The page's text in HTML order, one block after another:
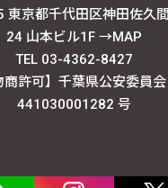
東京都千代田区神田佐久
24 山本ビル1F →MAP
TEL 03-4362-8427
商許可】千葉県公安委員
441030001282 号